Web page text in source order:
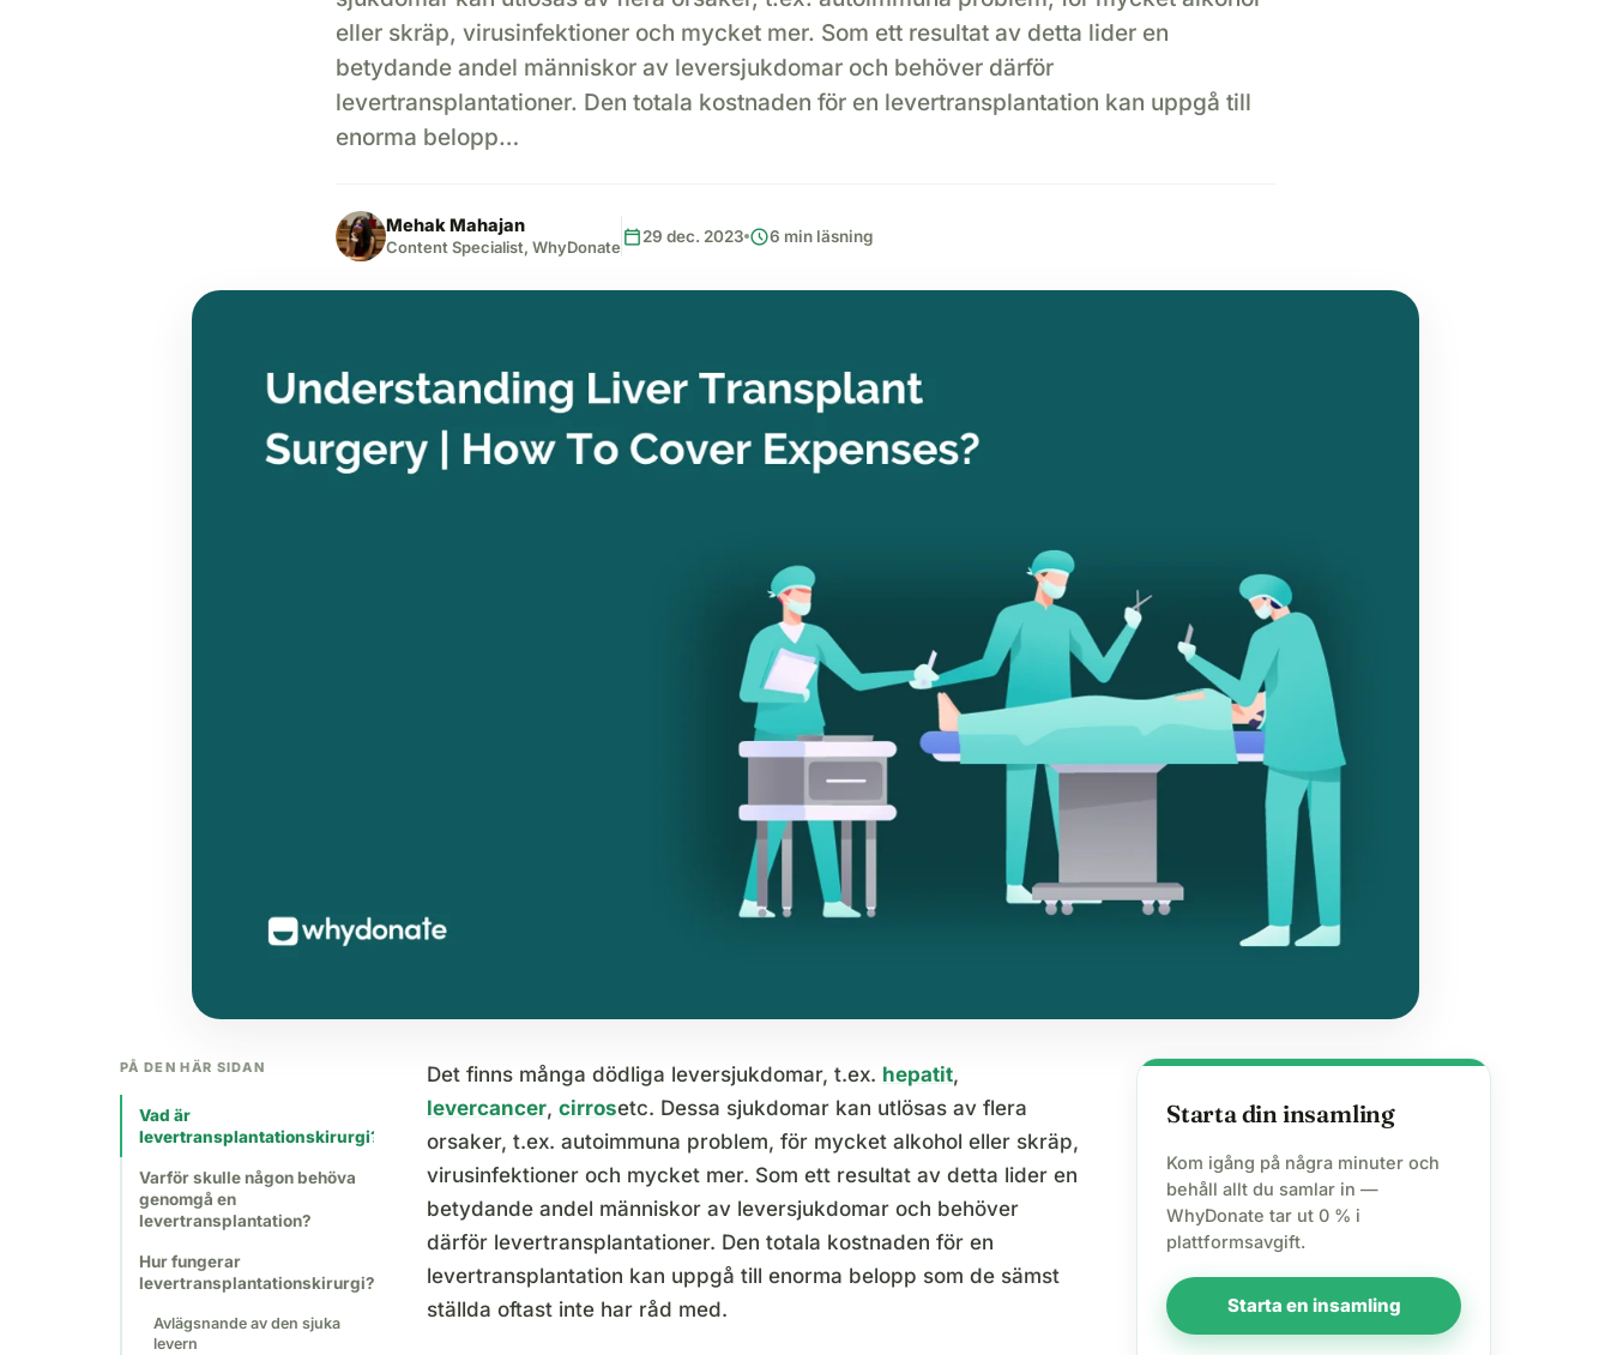
eller skräp, virusinfektioner och mycket mer. Som ett resultat av detta lider en
betydande andel människor av leversjukdomar och behöver därför
levertransplantationer. Den totala kostnaden för en levertransplantation kan uppgå till
enorma belopp…
Mehak Mahajan
Content Specialist, WhyDonate calendar_today29 dec. 2023 schedule6 min läsning
PÅ DEN HÄR SIDAN
Vad är
levertransplantationskirurgi?
Varför skulle någon behöva
genomgå en
levertransplantation?
Hur fungerar
levertransplantationskirurgi?
Avlägsnande av den sjuka
levern
Det finns många dödliga leversjukdomar, t.ex. hepatit,
levercancer, cirrosetc. Dessa sjukdomar kan utlösas av flera
orsaker, t.ex. autoimmuna problem, för mycket alkohol eller skräp,
virusinfektioner och mycket mer. Som ett resultat av detta lider en
betydande andel människor av leversjukdomar och behöver
därför levertransplantationer. Den totala kostnaden för en
levertransplantation kan uppgå till enorma belopp som de sämst
ställda oftast inte har råd med.
Starta din insamling
Kom igång på några minuter och
behåll allt du samlar in —
WhyDonate tar ut 0 % i
plattformsavgift.
Starta en insamling